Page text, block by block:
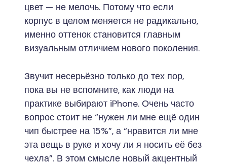
цвет — не мелочь. Потому что если
корпус в целом меняется не радикально,
именно оттенок становится главным
визуальным отличием нового поколения.
Звучит несерьёзно только до тех пор,
пока вы не вспомните, как люди на
практике выбирают iPhone. Очень часто
вопрос стоит не “нужен ли мне ещё один
чип быстрее на 15%”, а “нравится ли мне
эта вещь в руке и хочу ли я носить её без
чехла”. В этом смысле новый акцентный